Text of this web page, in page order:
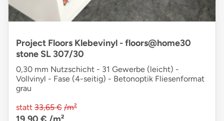
Project Floors Klebevinyl - floors@home30
stone SL 307/30
0,30 mm Nutzschicht - 31 Gewerbe (leicht) -
Vollvinyl - Fase (4-seitig) - Betonoptik Fliesenformat
grau
statt 33,65 € /m²